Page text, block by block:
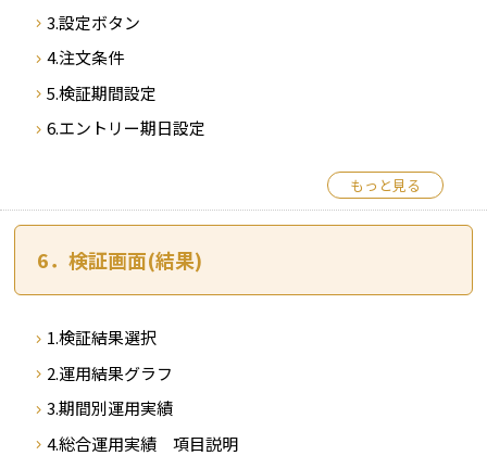
3.設定ボタン
4.注文条件
5.検証期間設定
6.エントリー期日設定
もっと見る
6．検証画面(結果)
1.検証結果選択
2.運用結果グラフ
3.期間別運用実績
4.総合運用実績 項目説明